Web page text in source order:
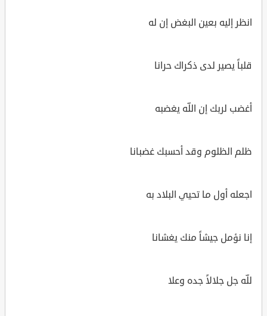
انظر إليه بعين البغض إن له
قلباً يصير لدى ذكراك حرانا
أغضب لربك إن اللّه يغضبه
ظلم الظلوم وقد أحسبك غضبانا
اجعله أول ما تحيي البلاد به
إنا نؤمل جيشاً منك يغشانا
للّه جل جلالاً جده وعلا